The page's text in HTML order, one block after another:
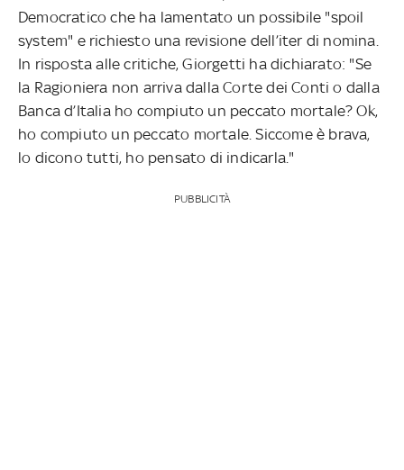
Democratico che ha lamentato un possibile "spoil
system" e richiesto una revisione dell’iter di nomina.
In risposta alle critiche, Giorgetti ha dichiarato: "Se
la Ragioniera non arriva dalla Corte dei Conti o dalla
Banca d’Italia ho compiuto un peccato mortale? Ok,
ho compiuto un peccato mortale. Siccome è brava,
lo dicono tutti, ho pensato di indicarla."
PUBBLICITÀ